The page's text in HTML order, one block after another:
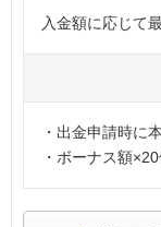
入金額に応じて
・出金申請時に
・ボーナス額